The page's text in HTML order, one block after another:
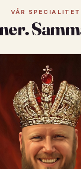
VÅR SPECIALITET